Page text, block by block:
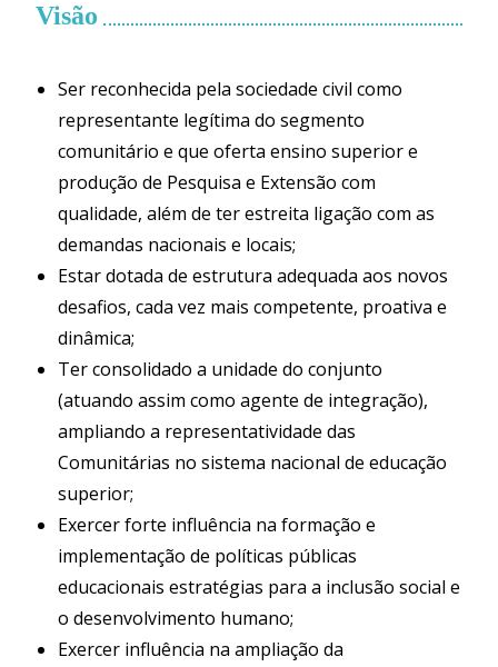
Visão
Ser reconhecida pela sociedade civil como
representante legítima do segmento
comunitário e que oferta ensino superior e
produção de Pesquisa e Extensão com
qualidade, além de ter estreita ligação com as
demandas nacionais e locais;
Estar dotada de estrutura adequada aos novos
desafios, cada vez mais competente, proativa e
dinâmica;
Ter consolidado a unidade do conjunto
(atuando assim como agente de integração),
ampliando a representatividade das
Comunitárias no sistema nacional de educação
superior;
Exercer forte influência na formação e
implementação de políticas públicas
educacionais estratégias para a inclusão social e
o desenvolvimento humano;
Exercer influência na ampliação da